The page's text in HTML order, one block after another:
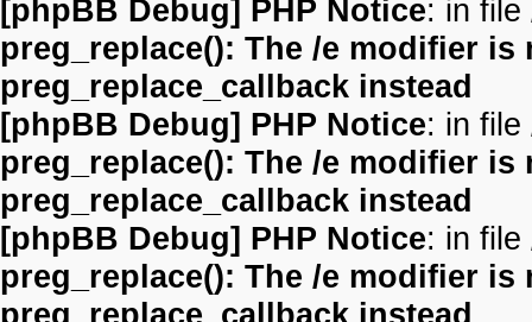
[phpBB Debug] PHP Notice: in file
preg_replace(): The /e modifier
preg_replace_callback instead
[phpBB Debug] PHP Notice: in file
preg_replace(): The /e modifier
preg_replace_callback instead
[phpBB Debug] PHP Notice: in file
preg_replace(): The /e modifier
preg_replace_callback instead